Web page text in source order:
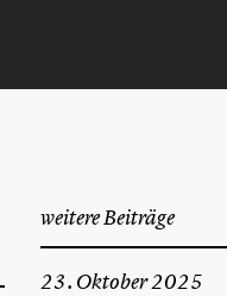
weitere Beiträge
23. Oktober 2025